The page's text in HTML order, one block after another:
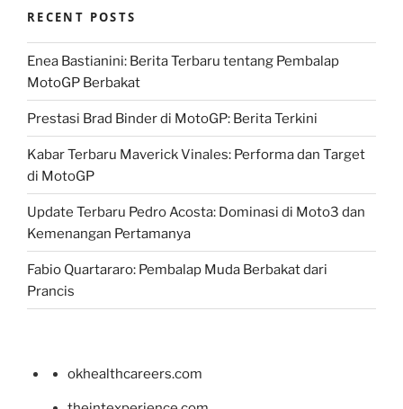
RECENT POSTS
Enea Bastianini: Berita Terbaru tentang Pembalap
MotoGP Berbakat
Prestasi Brad Binder di MotoGP: Berita Terkini
Kabar Terbaru Maverick Vinales: Performa dan Target
di MotoGP
Update Terbaru Pedro Acosta: Dominasi di Moto3 dan
Kemenangan Pertamanya
Fabio Quartararo: Pembalap Muda Berbakat dari
Prancis
okhealthcareers.com